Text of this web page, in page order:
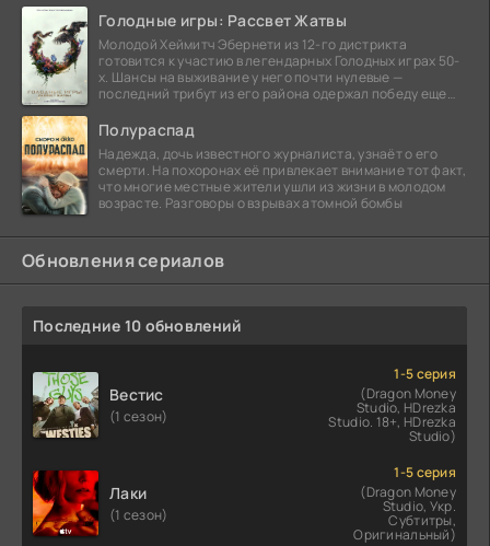
Голодные игры: Рассвет Жатвы
Молодой Хеймитч Эбернети из 12-го дистрикта
готовится к участию в легендарных Голодных играх 50-
х. Шансы на выживание у него почти нулевые —
последний трибут из его района одержал победу еще
Полураспад
Надежда, дочь известного журналиста, узнаёт о его
смерти. На похоронах её привлекает внимание тот факт,
что многие местные жители ушли из жизни в молодом
возрасте. Разговоры о взрывах атомной бомбы
Обновления сериалов
Последние 10 обновлений
Вестис
(1 сезон)
1-5 серия
(Dragon Money
Studio, HDrezka
Studio. 18+, HDrezka
Studio)
Лаки
(1 сезон)
1-5 серия
(Dragon Money
Studio, Укр.
Субтитры,
Оригинальный)